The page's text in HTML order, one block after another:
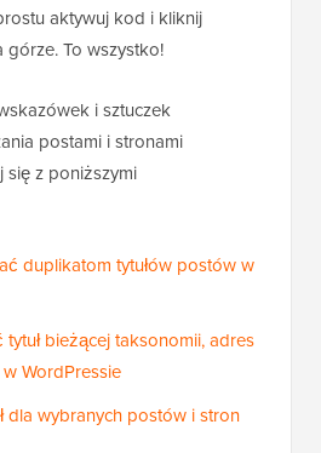
aktywuj kod i kliknij
i sztuczek
postami i stronami
z poniższymi
duplikatom tytułów postów w
bieżącej taksonomii, adres
dla wybranych postów i stron